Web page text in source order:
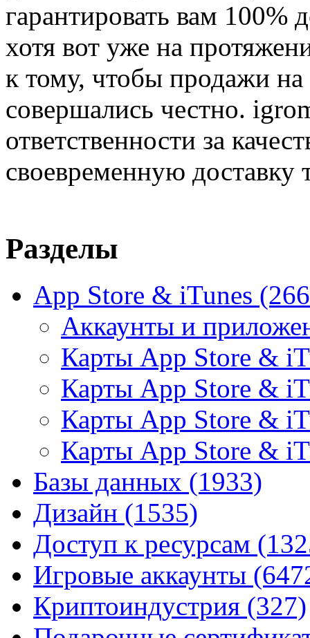
гарантировать вам 100%
хотя вот уже на
к тому, чтобы продажи
совершались честно.
ответственности за
своевременную доставку
Разделы
App Store & iTunes
Аккаунты и
Карты App Store &
Карты App Store &
Карты App Store &
Карты App Store &
Базы данных (1933)
Дизайн (1535)
Доступ к ресурсам
Игровые аккаунты
Криптоиндустрия (327)